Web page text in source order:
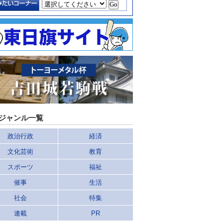
ャンル一覧
政治行政 経済
文化芸術 教育
スポーツ 福祉
催事 生活
社会 特集
連載 PR